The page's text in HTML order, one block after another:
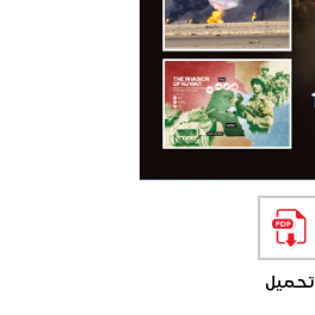
تحميل